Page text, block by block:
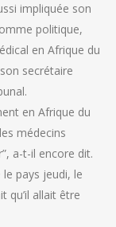
impliquée son
politique,
en Afrique du
secrétaire
en Afrique du
médecins
a-t-il encore dit.
pays jeudi, le
qu’il allait être